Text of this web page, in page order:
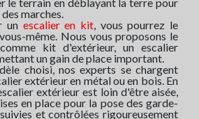
marches.
un escalier en kit, vous pourrez le
même. Nous vous proposons le
kit d'extérieur, un escalier
un gain de place important.
choisi, nos experts se chargent
extérieur en métal ou en bois. En
extérieur est loin d'être aisée,
en place pour la pose des garde-
et contrôlées rigoureusement